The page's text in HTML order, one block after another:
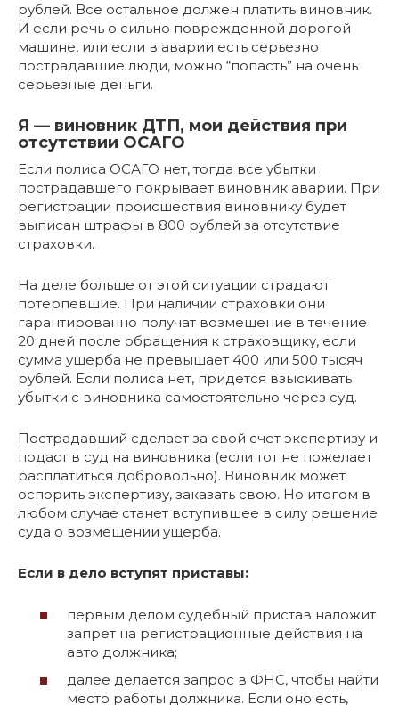
рублей. Все остальное должен платить виновник.
И если речь о сильно поврежденной дорогой
машине, или если в аварии есть серьезно
пострадавшие люди, можно “попасть” на очень
серьезные деньги.
Я — виновник ДТП, мои действия при
отсутствии ОСАГО
Если полиса ОСАГО нет, тогда все убытки
пострадавшего покрывает виновник аварии. При
регистрации происшествия виновнику будет
выписан штрафы в 800 рублей за отсутствие
страховки.
На деле больше от этой ситуации страдают
потерпевшие. При наличии страховки они
гарантированно получат возмещение в течение
20 дней после обращения к страховщику, если
сумма ущерба не превышает 400 или 500 тысяч
рублей. Если полиса нет, придется взыскивать
убытки с виновника самостоятельно через суд.
Пострадавший сделает за свой счет экспертизу и
подаст в суд на виновника (если тот не пожелает
расплатиться добровольно). Виновник может
оспорить экспертизу, заказать свою. Но итогом в
любом случае станет вступившее в силу решение
суда о возмещении ущерба.
Если в дело вступят приставы:
первым делом судебный пристав наложит
запрет на регистрационные действия на
авто должника;
далее делается запрос в ФНС, чтобы найти
место работы должника. Если оно есть,